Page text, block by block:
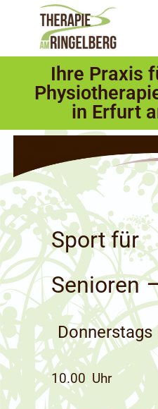
Ihre Praxis
in Erfurt
Sport für
Senioren
Donnerstags
10.00 Uhr